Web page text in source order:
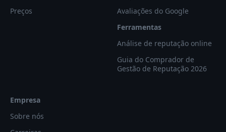
Preços
Avaliações do Google
Ferramentas
Análise de reputação online
Guia do Comprador de
Gestão de Reputação 2026
Empresa
Sobre nós